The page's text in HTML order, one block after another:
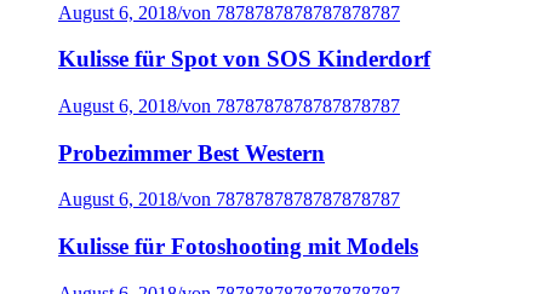
August 6, 2018/von 7878787878787878787
Kulisse für Spot von SOS Kinderdorf
August 6, 2018/von 7878787878787878787
Probezimmer Best Western
August 6, 2018/von 7878787878787878787
Kulisse für Fotoshooting mit Models